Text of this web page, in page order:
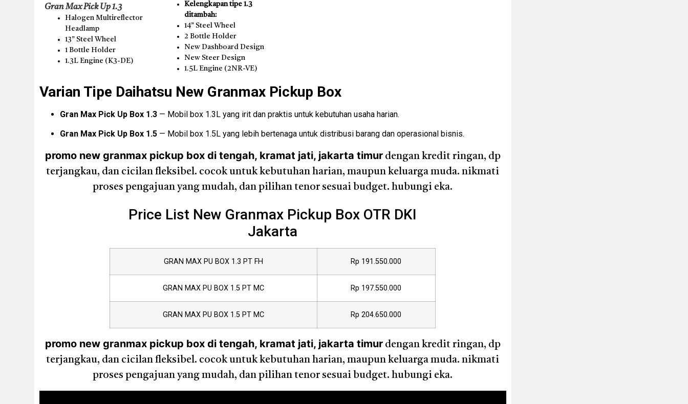
Gran Max Pick Up 1.3
Halogen Multireflector
Headlamp
13” Steel Wheel
1 Bottle Holder
1.3L Engine (K3-DE)
Kelengkapan tipe 1.3
ditambah:
14” Steel Wheel
2 Bottle Holder
New Dashboard Design
New Steer Design
1.5L Engine (2NR-VE)
Varian Tipe Daihatsu New Granmax Pickup Box
Gran Max Pick Up Box 1.3 — Mobil box 1.3L yang irit dan praktis untuk kebutuhan usaha harian.
Gran Max Pick Up Box 1.5 — Mobil box 1.5L yang lebih bertenaga untuk distribusi barang dan operasional bisnis.
promo new granmax pickup box di tengah, kramat jati, jakarta timurdengan kredit ringan, dp
terjangkau, dan cicilan fleksibel. cocok untuk kebutuhan harian, maupun keluarga muda. nikmati
proses pengajuan yang mudah, dan pilihan tenor sesuai budget. hubungi eka.
Price List New Granmax Pickup Box OTR DKI
Jakarta
GRAN MAX PU BOX 1.3 PT FH Rp 191.550.000
GRAN MAX PU BOX 1.5 PT MC Rp 197.550.000
GRAN MAX PU BOX 1.5 PT MC Rp 204.650.000
promo new granmax pickup box di tengah, kramat jati, jakarta timurdengan kredit ringan, dp
terjangkau, dan cicilan fleksibel. cocok untuk kebutuhan harian, maupun keluarga muda. nikmati
proses pengajuan yang mudah, dan pilihan tenor sesuai budget. hubungi eka.